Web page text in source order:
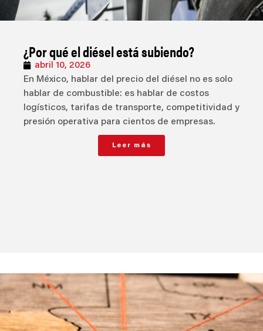
¿Por qué el diésel está subiendo?
abril 10, 2026
En México, hablar del precio del diésel no es solo
hablar de combustible: es hablar de costos
logísticos, tarifas de transporte, competitividad y
presión operativa para cientos de empresas.
Leer más